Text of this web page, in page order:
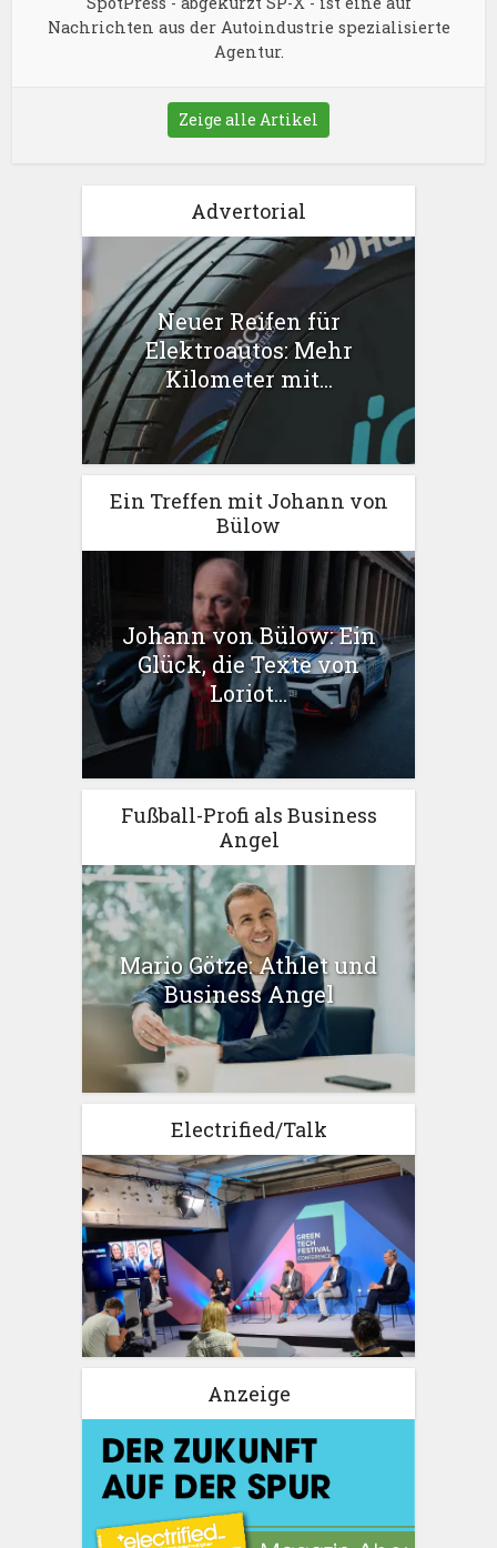
Nachrichten aus der Autoindustrie spezialisierte
Agentur.
Zeige alle Artikel
Advertorial
Neuer Reifen für
Elektroautos: Mehr
Kilometer mit...
Ein Treffen mit Johann von
Bülow
Johann von Bülow: Ein
Glück, die Texte von
Loriot...
Fußball-Profi als Business
Angel
Mario Götze: Athlet und
Business Angel
Electrified/Talk
Anzeige